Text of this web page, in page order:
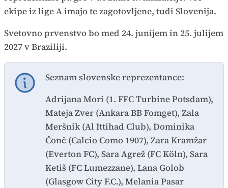
ekipe iz lige A imajo te zagotovljene, tudi Slovenija.
Svetovno prvenstvo bo med 24. junijem in 25. julijem
2027 v Braziliji.
Seznam slovenske reprezentance:
Adrijana Mori (1. FFC Turbine Potsdam),
Mateja Zver (Ankara BB Fomget), Zala
Meršnik (Al Ittihad Club), Dominika
Čonč (Calcio Como 1907), Zara Kramžar
(Everton FC), Sara Agrež (FC Köln), Sara
Ketiš (FC Lumezzane), Lana Golob
(Glasgow City F.C.), Melania Pasar